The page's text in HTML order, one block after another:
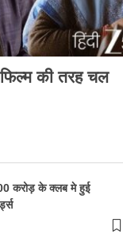
की तरह चल
करोड़ के क्लब मे हुई